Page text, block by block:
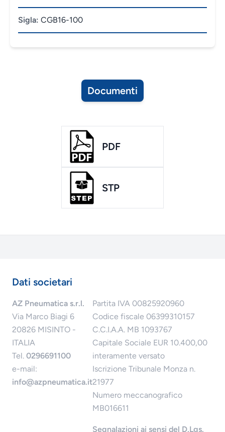
Sigla: CGB16-100
Documenti
PDF
STP
Dati societari
AZ Pneumatica s.r.l.
Via Marco Biagi 6
20826 MISINTO -
ITALIA
Tel. 0296691100
e-mail:
info@azpneumatica.it
Partita IVA 00825920960
Codice fiscale 06399310157
C.C.I.A.A. MB 1093767
Capitale Sociale EUR 10.400,00
interamente versato
Iscrizione Tribunale Monza n.
21977
Numero meccanografico
MB016611
Segnalazioni ai sensi del D.Lgs.